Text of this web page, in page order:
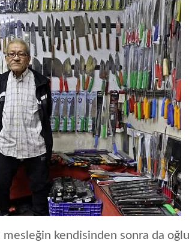
kendisinden sonra da oğlu